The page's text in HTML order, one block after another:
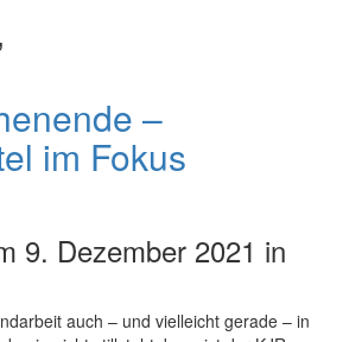
–
im Fokus
9. Dezember 2021 in
auch – und vielleicht gerade – in